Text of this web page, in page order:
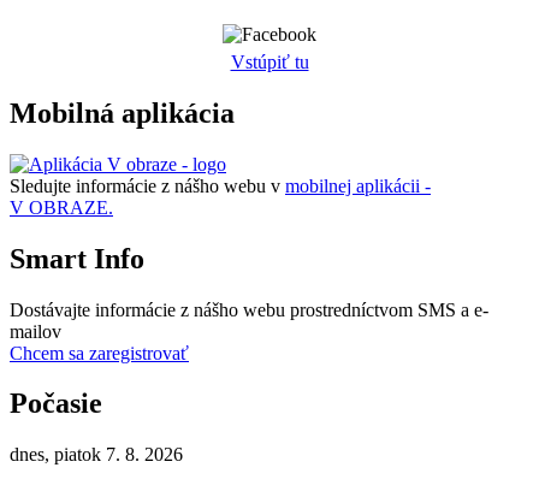
Vstúpiť tu
Mobilná aplikácia
Sledujte informácie z nášho webu v mobilnej aplikácii -
V OBRAZE.
Smart Info
Dostávajte informácie z nášho webu prostredníctvom SMS a e-
mailov
Chcem sa zaregistrovať
Počasie
dnes, piatok 7. 8. 2026